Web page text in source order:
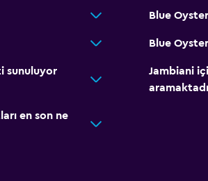
KasaBlue
Blue
sunuluyor
Jambiani
en son ne